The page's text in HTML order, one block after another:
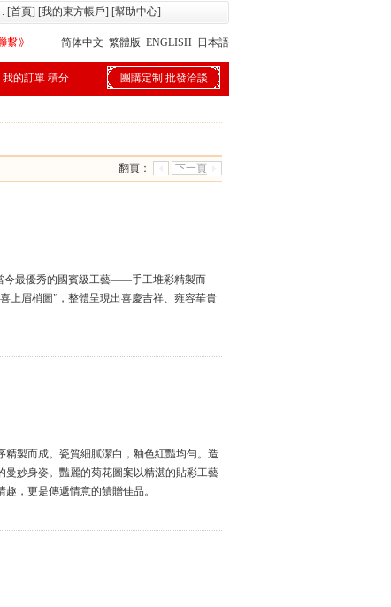
[首頁] [我的東方帳戶] [幫助中心]
简体中文 繁體版 ENGLISH 日本語
我的訂單 積分 團購定制 批發洽談
翻頁： 下一頁
今最優秀的國賓級工藝——手工堆彩精製而
上眉梢圖”，整體呈現出喜慶吉祥、雍容華貴
製而成。瓷質細膩潔白，釉色紅豔均勻。造
妙身姿。豔麗的菊花圖案以精湛的貼彩工藝
，更是傳遞情意的饋贈佳品。